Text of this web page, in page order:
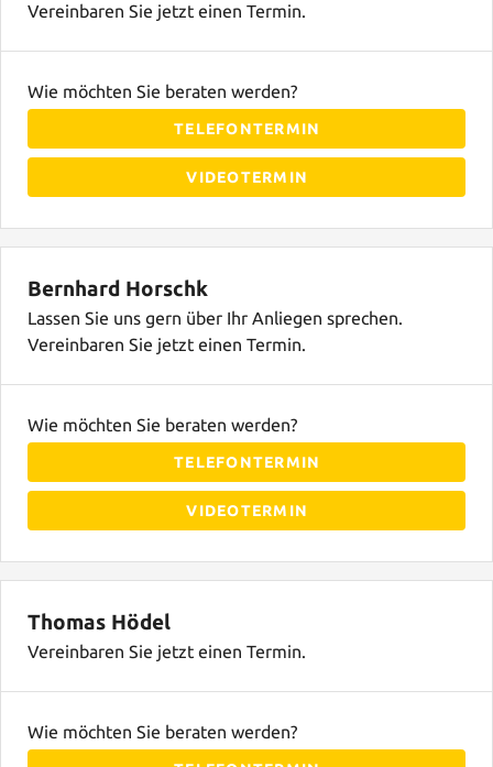
Vereinbaren Sie jetzt einen Termin.
Wie möchten Sie beraten werden?
TELEFONTERMIN
VIDEOTERMIN
Bernhard Horschk
Lassen Sie uns gern über Ihr Anliegen sprechen.
Vereinbaren Sie jetzt einen Termin.
Wie möchten Sie beraten werden?
TELEFONTERMIN
VIDEOTERMIN
Thomas Hödel
Vereinbaren Sie jetzt einen Termin.
Wie möchten Sie beraten werden?